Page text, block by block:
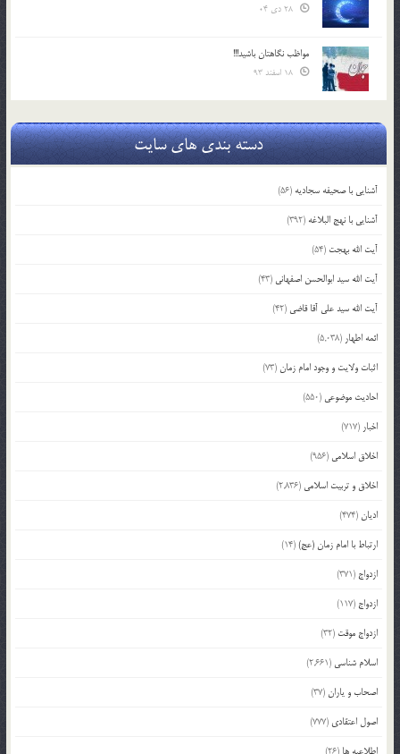
مواظب نگاهتان باشید!!!
دسته بندی های سایت
آشنایی با صحیفه سجادیه (56)
آشنایی با نهج البلاغه (392)
آیت الله بهجت (54)
آیت الله سید ابوالحسن اصفهانی (43)
آیت الله سید علی آقا قاضی (42)
ائمه اطهار (5,038)
اثبات ولایت و وجود امام زمان(73)
احادیث موضوعی (550)
اخبار (717)
اخلاق اسلامی (956)
اخلاق و تربیت اسلامی (2,836)
ادیان(474)
ارتباط با امام زمان (عج)(14)
ازدواج (371)
ازدواج (117)
ازدواج موقت (32)
اسلام شناسی (2,661)
اصحاب و یاران(37)
اصول اعتقادی (777)